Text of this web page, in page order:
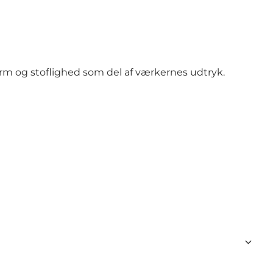
og stoflighed som del af værkernes udtryk.